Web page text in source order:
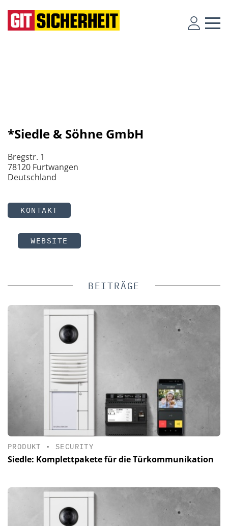
*Siedle & Söhne GmbH
Bregstr. 1
78120 Furtwangen
Deutschland
KONTAKT
WEBSITE
BEITRÄGE
PRODUKT • SECURITY
Siedle: Komplettpakete für die Türkommunikation